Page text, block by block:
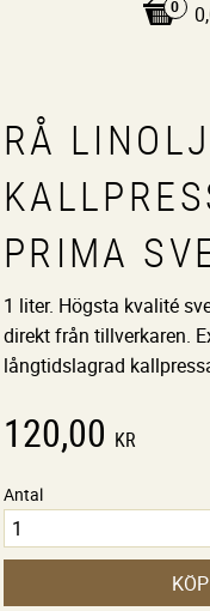
RÅ
PRIMA
1 liter. Högsta kvalité
direkt från tillverkaren.
långtidslagrad
120,00 KR
Antal
KÖP